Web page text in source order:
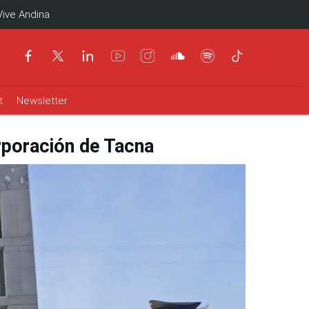
Andina
Newsletter
de Tacna